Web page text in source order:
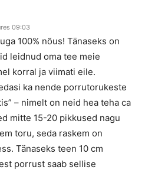
09:03
100% nõus! Tänaseks on
leidnud oma tee meie
korral ja viimati eile.
ka nende porrutorukeste
– nimelt on neid hea teha ca
mitte 15-20 pikkused nagu
toru, seda raskem on
Tänaseks teen 10 cm
porrust saab sellise